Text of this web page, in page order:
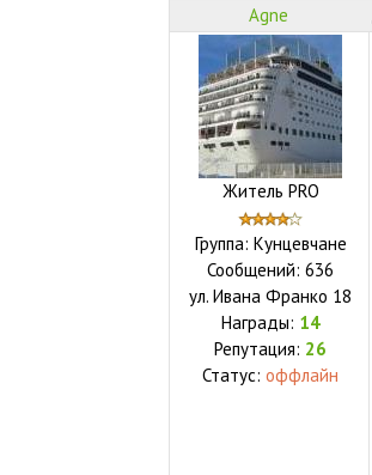
Agne
Житель PRO
Группа: Кунцевчане
Сообщений:636
ул.Ивана Франко 18
Награды: 14
Репутация: 26
Статус:оффлайн